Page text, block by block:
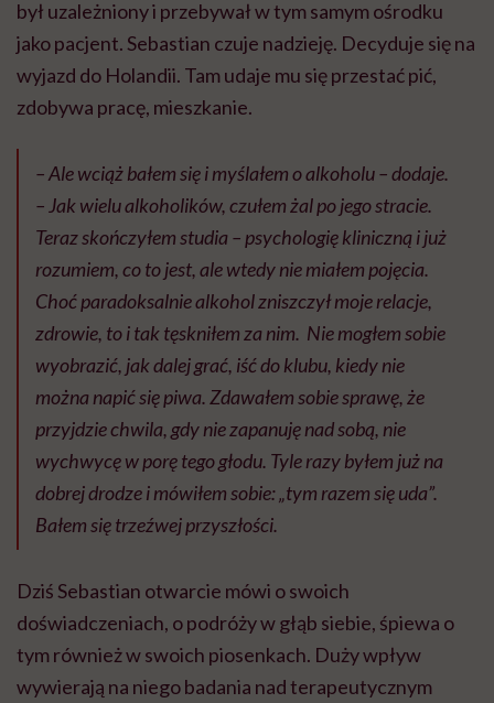
był uzależniony i przebywał w tym samym ośrodku
jako pacjent. Sebastian czuje nadzieję. Decyduje się na
wyjazd do Holandii. Tam udaje mu się przestać pić,
zdobywa pracę, mieszkanie.
– Ale wciąż bałem się i myślałem o alkoholu – dodaje.
– Jak wielu alkoholików, czułem żal po jego stracie.
Teraz skończyłem studia – psychologię kliniczną i już
rozumiem, co to jest, ale wtedy nie miałem pojęcia.
Choć paradoksalnie alkohol zniszczył moje relacje,
zdrowie, to i tak tęskniłem za nim. Nie mogłem sobie
wyobrazić, jak dalej grać, iść do klubu, kiedy nie
można napić się piwa. Zdawałem sobie sprawę, że
przyjdzie chwila, gdy nie zapanuję nad sobą, nie
wychwycę w porę tego głodu. Tyle razy byłem już na
dobrej drodze i mówiłem sobie: „tym razem się uda”.
Bałem się trzeźwej przyszłości.
Dziś Sebastian otwarcie mówi o swoich
doświadczeniach, o podróży w głąb siebie, śpiewa o
tym również w swoich piosenkach. Duży wpływ
wywierają na niego badania nad terapeutycznym